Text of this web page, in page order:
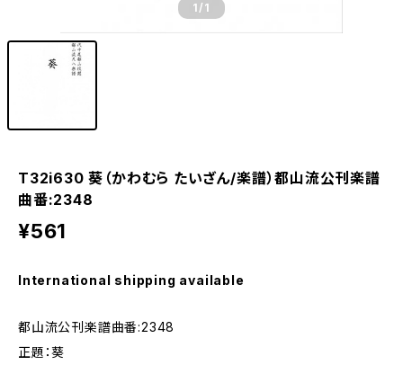
1 /1
T32i630 葵（かわむら たいざん/楽譜）都山流公刊楽譜
曲番:2348
¥561
International shipping available
都山流公刊楽譜曲番:2348
正題：葵